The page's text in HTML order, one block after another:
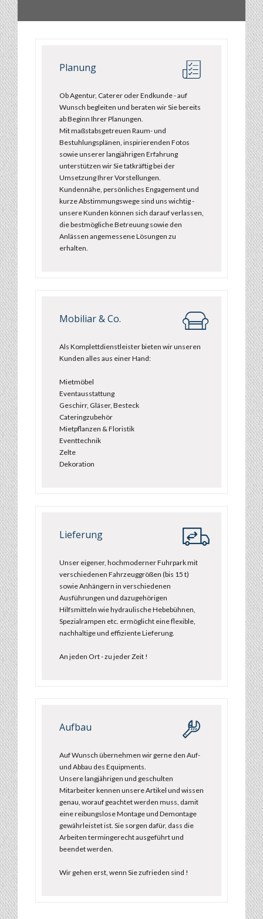
Planung
Ob Agentur, Caterer oder Endkunde - auf
Wunsch begleiten und beraten wir Sie bereits
ab Beginn Ihrer Planungen.
Mit maßstabsgetreuen Raum- und
Bestuhlungsplänen, inspirierenden Fotos
sowie unserer langjährigen Erfahrung
unterstützen wir Sie tatkräftig bei der
Umsetzung Ihrer Vorstellungen.
Kundennähe, persönliches Engagement und
kurze Abstimmungswege sind uns wichtig -
unsere Kunden können sich darauf verlassen,
die bestmögliche Betreuung sowie den
Anlässen angemessene Lösungen zu
erhalten.
Mobiliar & Co.
Als Komplettdienstleister bieten wir unseren
Kunden alles aus einer Hand:
Mietmöbel
Eventausstattung
Geschirr, Gläser, Besteck
Cateringzubehör
Mietpflanzen & Floristik
Eventtechnik
Zelte
Dekoration
Lieferung
Unser eigener, hochmoderner Fuhrpark mit
verschiedenen Fahrzeuggrößen (bis 15 t)
sowie Anhängern in verschiedenen
Ausführungen und dazugehörigen
Hilfsmitteln wie hydraulische Hebebühnen,
Spezialrampen etc. ermöglicht eine flexible,
nachhaltige und effiziente Lieferung.
An jeden Ort - zu jeder Zeit !
Aufbau
Auf Wunsch übernehmen wir gerne den Auf-
und Abbau des Equipments.
Unsere langjährigen und geschulten
Mitarbeiter kennen unsere Artikel und wissen
genau, worauf geachtet werden muss, damit
eine reibungslose Montage und Demontage
gewährleistet ist. Sie sorgen dafür, dass die
Arbeiten termingerecht ausgeführt und
beendet werden.
Wir gehen erst, wenn Sie zufrieden sind !